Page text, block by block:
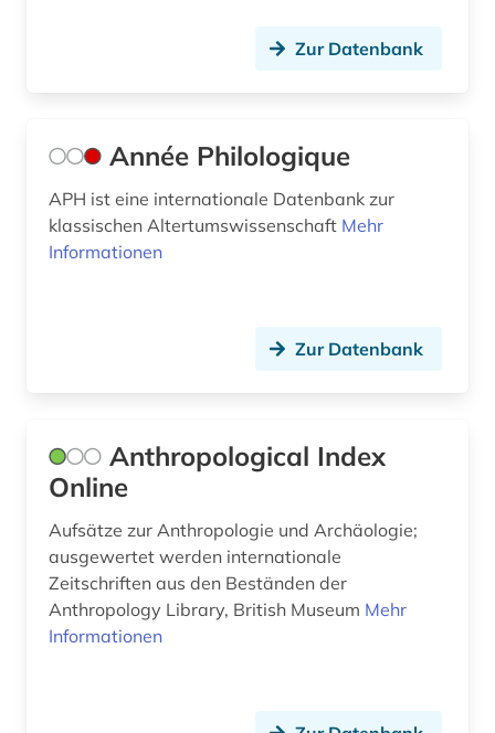
geschichte (43)
geschichte 1000 v. chr.-500 (1)
geschichte 3350 v.chr.-400 v.chr. (1)
geschichte 336 v. chr.-31 v. chr. (1)
gotland (1)
grabinschrift (1)
grabmal (1)
grabstein (1)
Zur Datenbank
Année Philologique
APH ist eine internationale Datenbank zur
klassischen Altertumswissenschaft Mehr
Informationen
Zur Datenbank
Anthropological Index
Online
Aufsätze zur Anthropologie und Archäologie;
ausgewertet werden internationale
Zeitschriften aus den Beständen der
Anthropology Library, British Museum Mehr
Informationen